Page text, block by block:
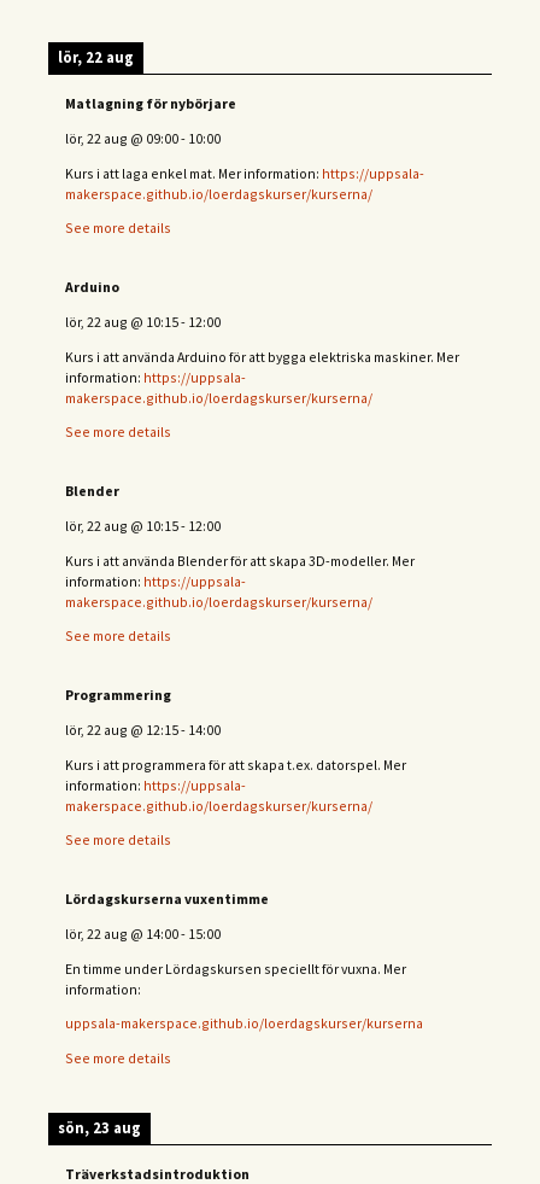
lör, 22 aug
Matlagning för nybörjare
lör, 22 aug @ 09:00- 10:00
Kurs i att laga enkel mat. Mer information: https://uppsala-
makerspace.github.io/loerdagskurser/kurserna/
See more details
Arduino
lör, 22 aug @ 10:15- 12:00
Kurs i att använda Arduino för att bygga elektriska maskiner. Mer
information: https://uppsala-
makerspace.github.io/loerdagskurser/kurserna/
See more details
Blender
lör, 22 aug @ 10:15- 12:00
Kurs i att använda Blender för att skapa 3D-modeller. Mer
information: https://uppsala-
makerspace.github.io/loerdagskurser/kurserna/
See more details
Programmering
lör, 22 aug @ 12:15- 14:00
Kurs i att programmera för att skapa t.ex. datorspel. Mer
information: https://uppsala-
makerspace.github.io/loerdagskurser/kurserna/
See more details
Lördagskurserna vuxentimme
lör, 22 aug @ 14:00- 15:00
En timme under Lördagskursen speciellt för vuxna. Mer
information:
uppsala-makerspace.github.io/loerdagskurser/kurserna
See more details
sön, 23 aug
Träverkstadsintroduktion